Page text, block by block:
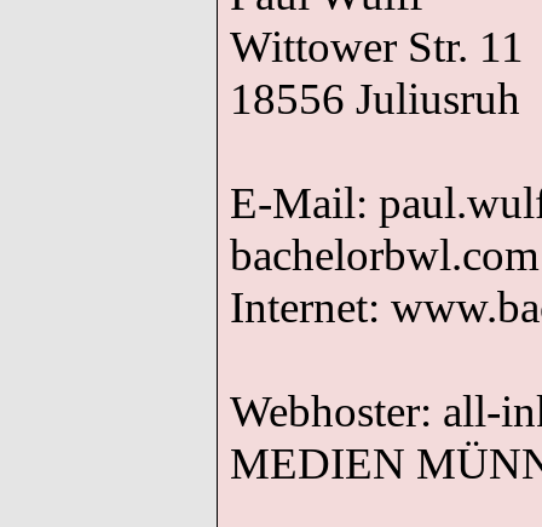
Wittower Str. 11
18556 Juliusruh
E-Mail: paul.wul
bachelorbwl.com
Internet:
Webhoster: all-
MEDIEN